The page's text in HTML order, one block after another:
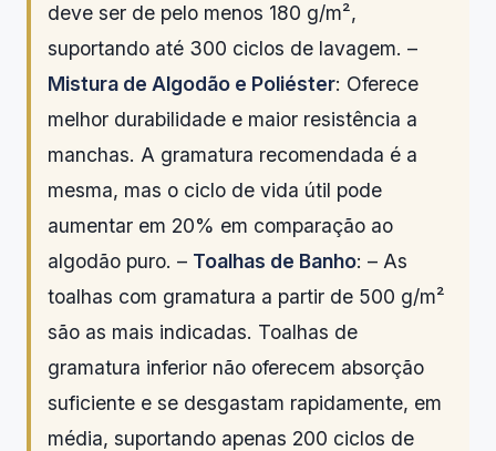
deve ser de pelo menos 180 g/m²,
suportando até 300 ciclos de lavagem. –
Mistura de Algodão e Poliéster: Oferece
melhor durabilidade e maior resistência a
manchas. A gramatura recomendada é a
mesma, mas o ciclo de vida útil pode
aumentar em 20% em comparação ao
algodão puro. – Toalhas de Banho: – As
toalhas com gramatura a partir de 500 g/m²
são as mais indicadas. Toalhas de
gramatura inferior não oferecem absorção
suficiente e se desgastam rapidamente, em
média, suportando apenas 200 ciclos de